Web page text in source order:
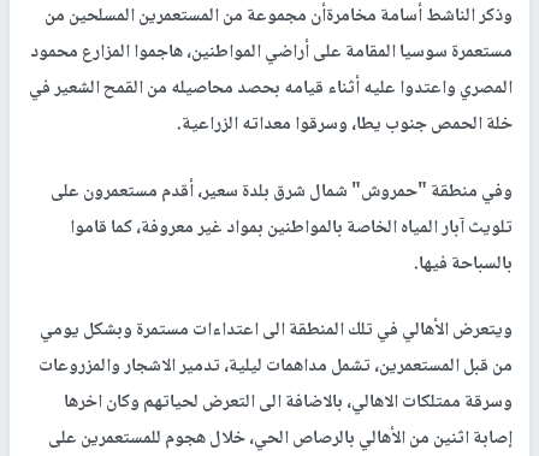
وذكر الناشط أسامة مخامرةأن مجموعة من المستعمرين المسلحين من
مستعمرة سوسيا المقامة على أراضي المواطنين، هاجموا المزارع محمود
المصري واعتدوا عليه أثناء قيامه بحصد محاصيله من القمح الشعير في
خلة الحمص جنوب يطا، وسرقوا معداته الزراعية.
وفي منطقة "حمروش" شمال شرق بلدة سعير، أقدم مستعمرون على
تلويث آبار المياه الخاصة بالمواطنين بمواد غير معروفة، كما قاموا
بالسباحة فيها.
ويتعرض الأهالي في تلك المنطقة الى اعتداءات مستمرة وبشكل يومي
من قبل المستعمرين، تشمل مداهمات ليلية، تدمير الاشجار والمزروعات
وسرقة ممتلكات الاهالي، بالاضافة الى التعرض لحياتهم وكان اخرها
إصابة اثنين من الأهالي بالرصاص الحي، خلال هجوم للمستعمرين على